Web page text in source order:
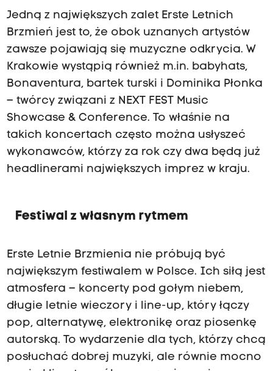
Jedną z największych zalet Erste Letnich
Brzmień jest to, że obok uznanych artystów
zawsze pojawiają się muzyczne odkrycia. W
Krakowie wystąpią również m.in. babyhats,
Bonaventura, bartek turski i Dominika Płonka
– twórcy związani z NEXT FEST Music
Showcase & Conference. To właśnie na
takich koncertach często można usłyszeć
wykonawców, którzy za rok czy dwa będą już
headlinerami największych imprez w kraju.
Festiwal z własnym rytmem
Erste Letnie Brzmienia nie próbują być
największym festiwalem w Polsce. Ich siłą jest
atmosfera – koncerty pod gołym niebem,
długie letnie wieczory i line-up, który łączy
pop, alternatywę, elektronikę oraz piosenkę
autorską. To wydarzenie dla tych, którzy chcą
posłuchać dobrej muzyki, ale równie mocno